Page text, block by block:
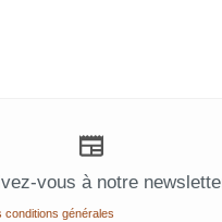
vous à notre
conditions générales